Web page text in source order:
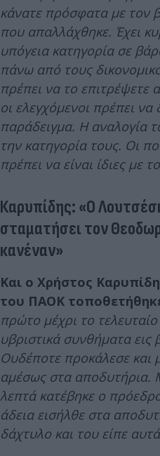
κάνατε πρόσφατα με τον
που απαλλάχθηκε. Έχει
υπόγεια κατηγορία σε
πάνω από τους
πρέπει να το επιτρέψετε
οι ελεγχόμενοι πρέπει
παράδειγμα. Η αναλογία
την κατηγορία τους. Οι
πρέπει να είναι ίδιες με
Καρυπίδης: «Ο
σταματήσει τον
κανέναν»
Και ο Χρήστος
του ΠΑΟΚ
πρώτο μέχρι το
υβριστικά συνθήματα
Ουδέποτε προκάλεσε και
αμέσως στα αποδυτήρια.
λεπτά κατέβηκε ο
άδεια εισήλθε στα
δάχτυλο και του είπε